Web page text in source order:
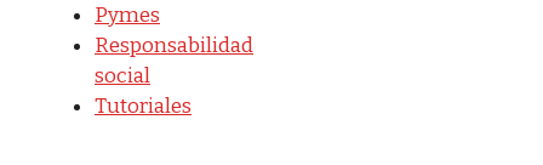
Pymes
Responsabilidad
social
Tutoriales